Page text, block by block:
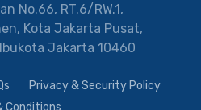
No.66, RT.6/RW.1,
Kota Jakarta Pusat,